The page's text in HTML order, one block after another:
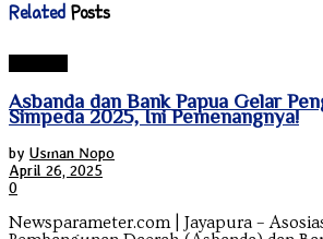
Related Posts
Asbanda dan Bank Papua Gelar
Simpeda 2025, Ini Pemenangnya!
by Usman Nopo
April 26, 2025
0
Newsparameter.com | Jayapura –